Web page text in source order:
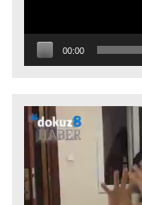
00:00
Video
oynatıcı